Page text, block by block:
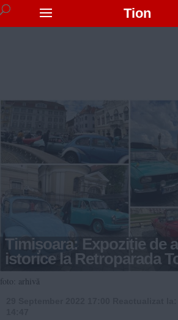
Tion
Timișoara: Expoziție de
istorice la Retroparada
foto: arhivă